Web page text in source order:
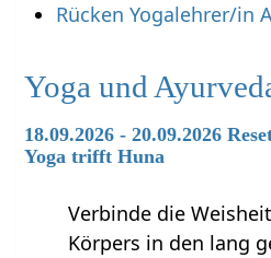
Rücken Yogalehrer/in
Yoga und
18.09.2026 - 20.09.2026
Yoga trifft Huna
Verbinde die
Körpers in den lang